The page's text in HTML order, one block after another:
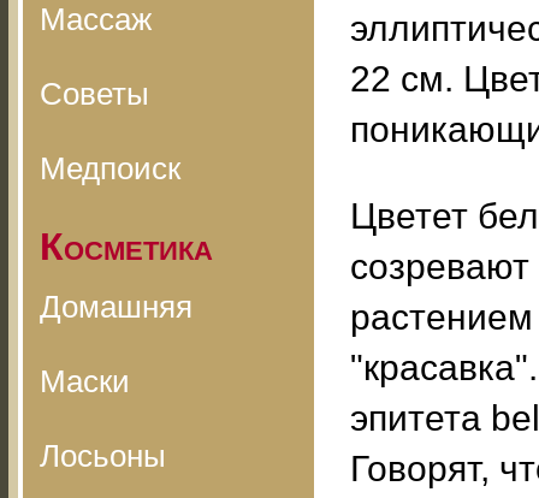
Массаж
Советы
Медпоиск
Косметика
Домашняя
Маски
Лосьоны
22 см.
Цветет
эпитета
Говорят,